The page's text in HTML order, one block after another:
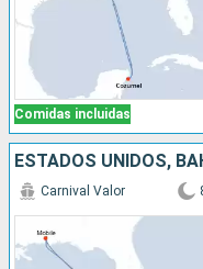
Comidas incluidas
ESTADOS UNIDOS,
Carnival Valor